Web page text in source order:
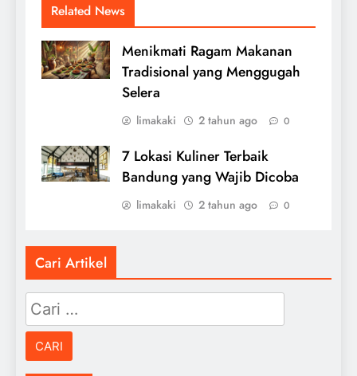
Related News
Menikmati Ragam Makanan
Tradisional yang Menggugah
Selera
limakaki 2 tahun ago 0
7 Lokasi Kuliner Terbaik
Bandung yang Wajib Dicoba
limakaki 2 tahun ago 0
Cari Artikel
Cari
untuk: